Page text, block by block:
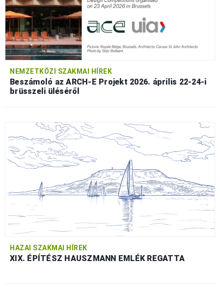
NEMZETKÖZI SZAKMAI HÍREK
Beszámoló az ARCH-E Projekt 2026. április 22-24-i
brüsszeli üléséről
HAZAI SZAKMAI HÍREK
XIX. ÉPÍTÉSZ HAUSZMANN EMLÉK REGATTA